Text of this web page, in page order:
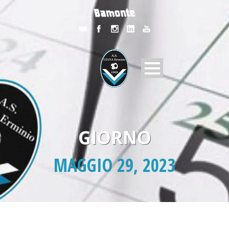
GIORNO
MAGGIO 29, 2023